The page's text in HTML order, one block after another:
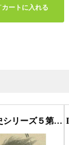
カートに入れる
古代史シリーズ５第四部「賀茂大社と籠神社・眞名井神社の神」（全５回合本版）